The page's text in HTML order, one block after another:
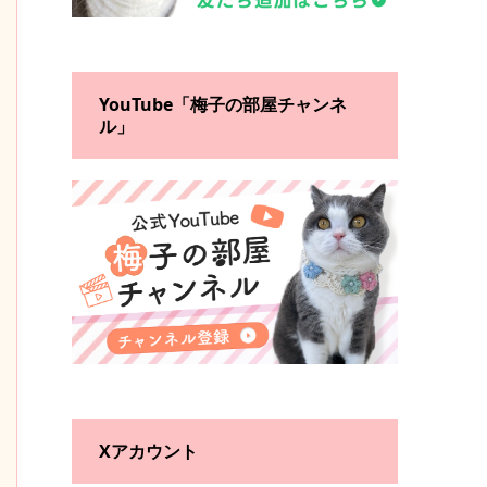
YouTube「梅子の部屋チャンネ
ル」
Xアカウント